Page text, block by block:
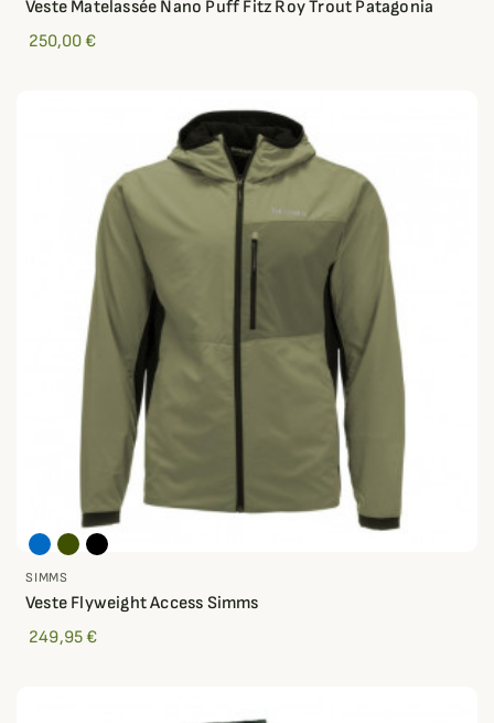
Veste Matelassée Nano Puff Fitz Roy Trout Patagonia
250,00 €
SIMMS
Veste Flyweight Access Simms
249,95 €